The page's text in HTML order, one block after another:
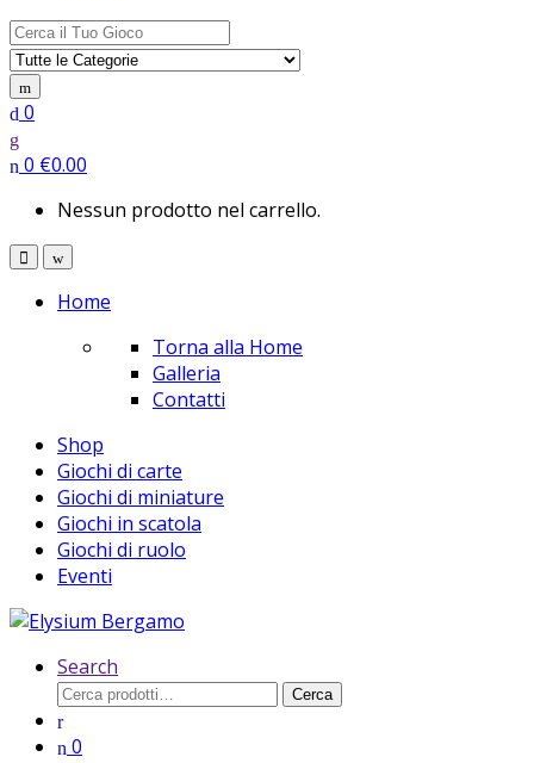
Search for:
0
0 €0.00
Nessun prodotto nel carrello.
Home
Torna alla Home
Galleria
Contatti
Shop
Giochi di carte
Giochi di miniature
Giochi in scatola
Giochi di ruolo
Eventi
Search
Cerca:
Cerca
0